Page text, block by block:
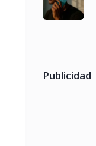
Publicidad